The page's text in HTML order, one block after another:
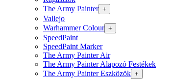
The Army Painter +
Vallejo
Warhammer Colour +
SpeedPaint
SpeedPaint Marker
The Army Painter Air
The Army Painter Alapozó Festékek
The Army Painter Eszközök +